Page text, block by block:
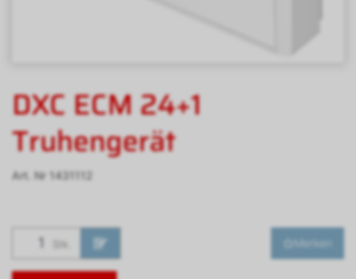
DXC ECM 24+1
Truhengerät
Art. Nr 1431112
Stk. Merken